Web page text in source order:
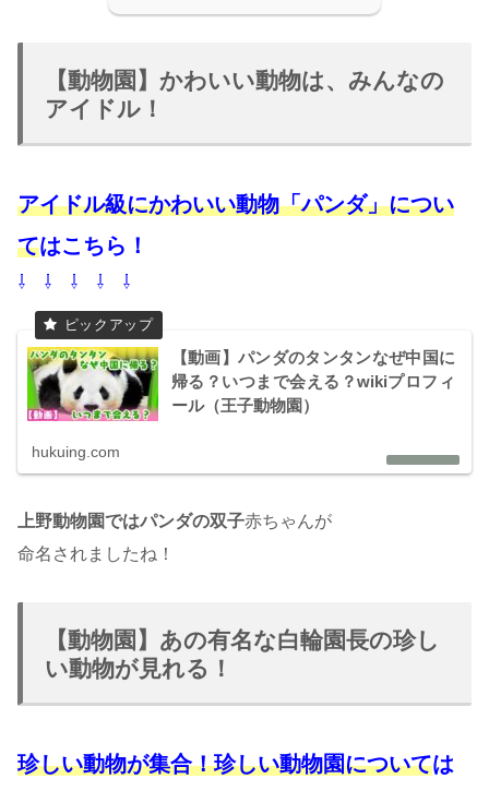
【動物園】かわいい動物は、みんなの
アイドル！
アイドル級にかわいい動物「パンダ」につい
てはこちら！
⇩ ⇩ ⇩ ⇩ ⇩
【動画】パンダのタンタンなぜ中国に
帰る？いつまで会える？wikiプロフィ
ール（王子動物園）
hukuing.com
上野動物園ではパンダの双子赤ちゃんが
命名されましたね！
【動物園】あの有名な白輪園長の珍し
い動物が見れる！
珍しい動物が集合！珍しい動物園については